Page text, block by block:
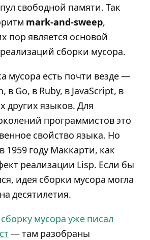
свободной памяти. Так
mark-and-sweep,
пор является основой
сборки мусора.
мусора есть почти везде —
в Go, в Ruby, в JavaScript, в
других языков. Для
программистов это
свойство языка. Но
1959 году Маккарти, как
реализации Lisp. Если бы
идея сборки мусора могла
десятилетия.
мусора уже писал
— там разобраны